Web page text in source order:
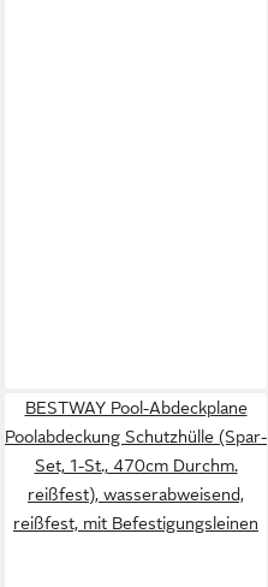
BESTWAY Pool-Abdeckplane
Poolabdeckung Schutzhülle (Spar-
Set, 1-St., 470cm Durchm.
reißfest), wasserabweisend,
reißfest, mit Befestigungsleinen